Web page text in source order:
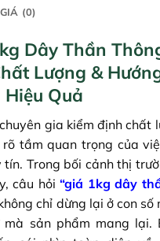
(0)
Dây Thần
Lượng &
Quả
gia kiểm định chất
tầm quan trọng của
tín. Trong bối cảnh thị
câu hỏi “giá 1kg dây
chỉ dừng lại ở con
mà sản phẩm mang lại.